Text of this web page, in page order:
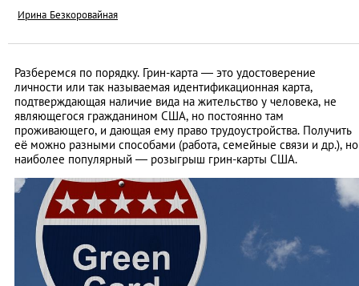
Ирина Безкоровайная
Разберемся по порядку. Грин-карта — это удостоверение
личности или так называемая идентификационная карта,
подтверждающая наличие вида на жительство у человека, не
являющегося гражданином США, но постоянно там
проживающего, и дающая ему право трудоустройства. Получить
её можно разными способами (работа, семейные связи и др.), но
наиболее популярный — розыгрыш грин-карты США.